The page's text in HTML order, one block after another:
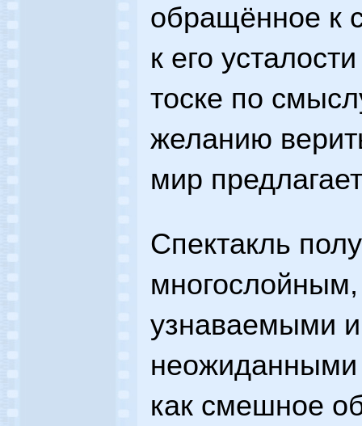
обращённое к
к его
тоске по
желанию
мир
Спектакль
узнаваемыми
как смешное